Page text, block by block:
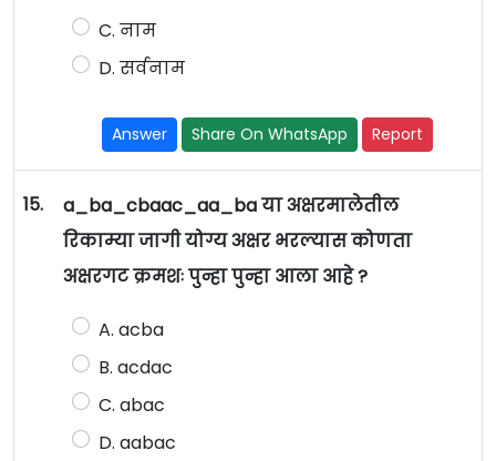
C. नाम
D. सर्वनाम
Answer Share On WhatsApp Report
15.
a_ba_cbaac_aa_ba या अक्षरमालेतील
रिकाम्या जागी योग्य अक्षर भरल्यास कोणता
अक्षरगट क्रमशः पुन्हा पुन्हा आला आहे ?
A. acba
B. acdac
C. abac
D. aabac